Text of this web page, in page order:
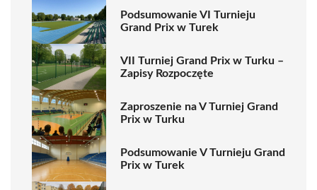
Podsumowanie VI Turnieju
Grand Prix w Turek
VII Turniej Grand Prix w Turku –
Zapisy Rozpoczęte
Zaproszenie na V Turniej Grand
Prix w Turku
Podsumowanie V Turnieju Grand
Prix w Turek